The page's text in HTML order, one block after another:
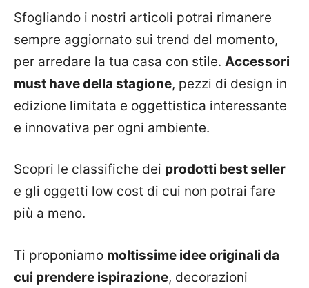
Sfogliando i nostri articoli potrai rimanere
sempre aggiornato sui trend del momento,
per arredare la tua casa con stile. Accessori
must have della stagione, pezzi di design in
edizione limitata e oggettistica interessante
e innovativa per ogni ambiente.
Scopri le classifiche dei prodotti best seller
e gli oggetti low cost di cui non potrai fare
più a meno.
Ti proponiamo moltissime idee originali da
cui prendere ispirazione, decorazioni